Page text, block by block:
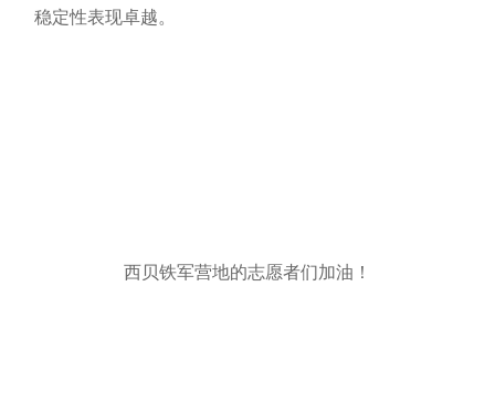
稳定性表现卓越。
西贝铁军营地的志愿者们加油！